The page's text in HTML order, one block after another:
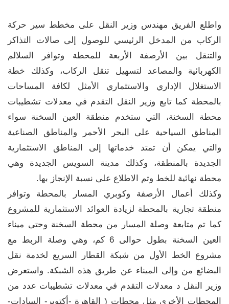
واطلع الفريق مهندس وزير النقل على مخطط سير حركة
الركاب من المدخل الرئيسي للوصول إلى صالات التذاكر
والتنقل بين الأرصفة الأربعة للمحطة وتوافر السلالم
الكهربائية والمصاعد لتسهيل تنقل الركاب، وكذلك خطة
الاستغلال الإداري والاستثماري الأمثل لكافة المساحات
بالمحطة كما تابع وزير النقل التقدم في معدلات تشطيبات
محطة السخنة، التي ستخدم منطقة العين السخنة سواء
المناطق السياحية على البحر الأحمر والمناطق الصناعية
والتي يمكن أن تمتد خدماتها إلى المناطق الاستثمارية
الجديدة بالمنطقة، وكذلك مدينة السويس الجديدة وهي
محطة نهائية للخط وتم الاطلاع على نسبة الإنجاز بها.
وكذلك أعمال الأرصفة وكوبري المسار بالمحطة وتوافر
منطقة تجارية بالمحطة لزيادة العوائد الاستثمارية للمشروع
كما تم متابعة وصلة المسار من محطة السخنة وحتى ميناء
العين السخنة بطول حوالى 6 كم، وهي وصلة الربط مع
مشروع الخط الأول من شبكة القطار السريع لخدمة نقل
البضائع من وإلى الميناء عن طريق هذه الشبكة. واستعرض
وزير النقل د معدلات التقدم في معدلات تشطيبات عدد من
المحطات الأخرى مثل محطات ( القاهرة -أكتوبر- السادات-